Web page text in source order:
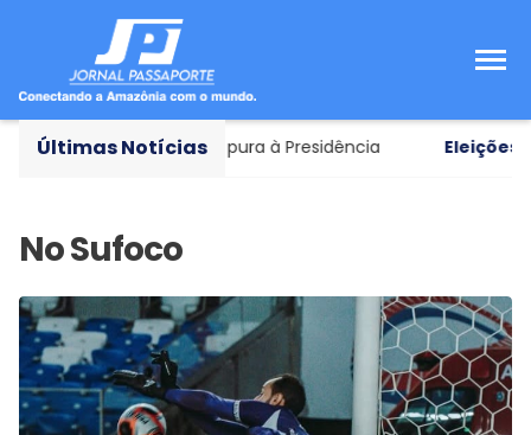
Últimas Notícias
como vice em chapa pura à Presidência Eleições